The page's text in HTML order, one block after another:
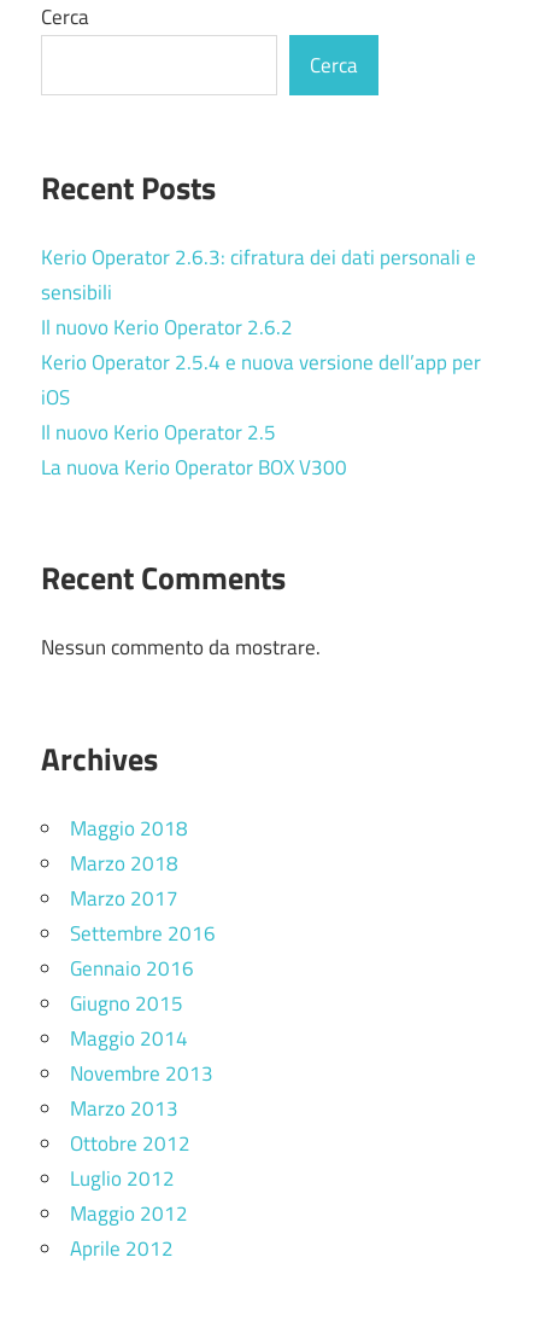
articoli
Cerca
Cerca
Recent Posts
Kerio Operator 2.6.3: cifratura dei dati personali e
sensibili
Il nuovo Kerio Operator 2.6.2
Kerio Operator 2.5.4 e nuova versione dell’app per
iOS
Il nuovo Kerio Operator 2.5
La nuova Kerio Operator BOX V300
Recent Comments
Nessun commento da mostrare.
Archives
Maggio 2018
Marzo 2018
Marzo 2017
Settembre 2016
Gennaio 2016
Giugno 2015
Maggio 2014
Novembre 2013
Marzo 2013
Ottobre 2012
Luglio 2012
Maggio 2012
Aprile 2012